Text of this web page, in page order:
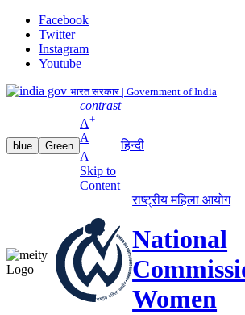
Facebook
Twitter
Instagram
Youtube
भारत सरकार | Government of India
blue Green
contrast
A+
A
A-
Skip to
Content
हिन्दी
राष्ट्रीय महिला आयोग
National
Women